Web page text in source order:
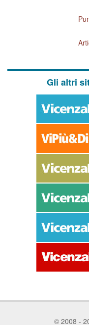
Gli altri
© 2008 -